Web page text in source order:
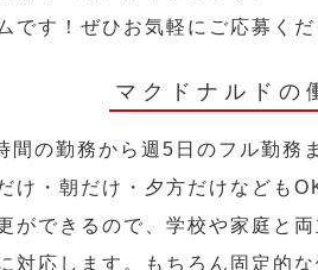
です！ぜひお気軽にご応募くだ
マクドナルドの
の勤務から週5日のフル勤務
け・朝だけ・夕方だけなども
ができるので、学校や家庭と
対応します。もちろん固定的な